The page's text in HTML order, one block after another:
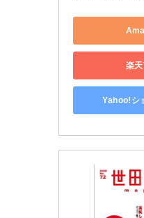
楽
Yahoo!シ